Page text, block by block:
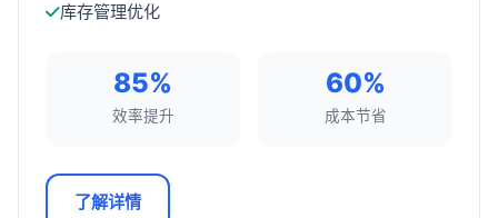
库存管理优化
85%
效率提升
60%
成本节省
了解详情